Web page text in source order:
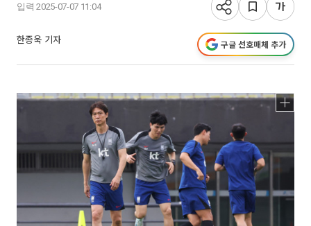
입력 2025-07-07 11:04
한종욱 기자 구글 선호매체 추가